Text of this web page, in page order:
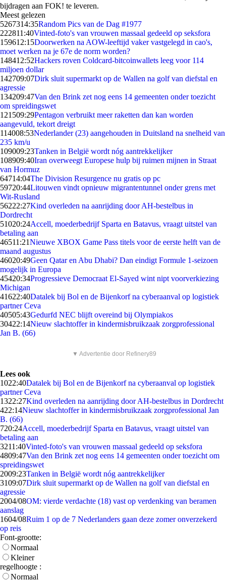
bijdragen aan FOK! te leveren.
Meest gelezen
5267314:35Random Pics van de Dag #1977
222811:40Vinted-foto's van vrouwen massaal gedeeld op seksfora
159612:15Doorwerken na AOW-leeftijd vaker vastgelegd in cao's,
moet werken na je 67e de norm worden?
148412:52Hackers roven Coldcard-bitcoinwallets leeg voor 114
miljoen dollar
142709:07Dirk sluit supermarkt op de Wallen na golf van diefstal en
agressie
134209:47Van den Brink zet nog eens 14 gemeenten onder toezicht
om spreidingswet
121509:29Pentagon verbruikt meer raketten dan kan worden
aangevuld, tekort dreigt
114008:53Nederlander (23) aangehouden in Duitsland na snelheid van
235 km/u
109009:23Tanken in België wordt nóg aantrekkelijker
108909:40Iran overweegt Europese hulp bij ruimen mijnen in Straat
van Hormuz
64714:04The Division Resurgence nu gratis op pc
59720:44Litouwen vindt opnieuw migrantentunnel onder grens met
Wit-Rusland
56222:27Kind overleden na aanrijding door AH-bestelbus in
Dordrecht
51020:24Accell, moederbedrijf Sparta en Batavus, vraagt uitstel van
betaling aan
46511:21Nieuwe XBOX Game Pass titels voor de eerste helft van de
maand augustus
46020:49Geen Qatar en Abu Dhabi? Dan eindigt Formule 1-seizoen
mogelijk in Europa
45420:34Progressieve Democraat El-Sayed wint nipt voorverkiezing
Michigan
41622:40Datalek bij Bol en de Bijenkorf na cyberaanval op logistiek
partner Ceva
40505:43Gedurfd NEC blijft overeind bij Olympiakos
30422:14Nieuw slachtoffer in kindermisbruikzaak zorgprofessional
Jan B. (66)
▼ Advertentie door Refinery89
Lees ook
1022:40Datalek bij Bol en de Bijenkorf na cyberaanval op logistiek
partner Ceva
1322:27Kind overleden na aanrijding door AH-bestelbus in Dordrecht
422:14Nieuw slachtoffer in kindermisbruikzaak zorgprofessional Jan
B. (66)
720:24Accell, moederbedrijf Sparta en Batavus, vraagt uitstel van
betaling aan
3211:40Vinted-foto's van vrouwen massaal gedeeld op seksfora
4809:47Van den Brink zet nog eens 14 gemeenten onder toezicht om
spreidingswet
2009:23Tanken in België wordt nóg aantrekkelijker
3109:07Dirk sluit supermarkt op de Wallen na golf van diefstal en
agressie
2004/08OM: vierde verdachte (18) vast op verdenking van beramen
aanslag
1604/08Ruim 1 op de 7 Nederlanders gaan deze zomer onverzekerd
op reis
Font-grootte:
Normaal
Kleiner
regelhoogte :
Normaal